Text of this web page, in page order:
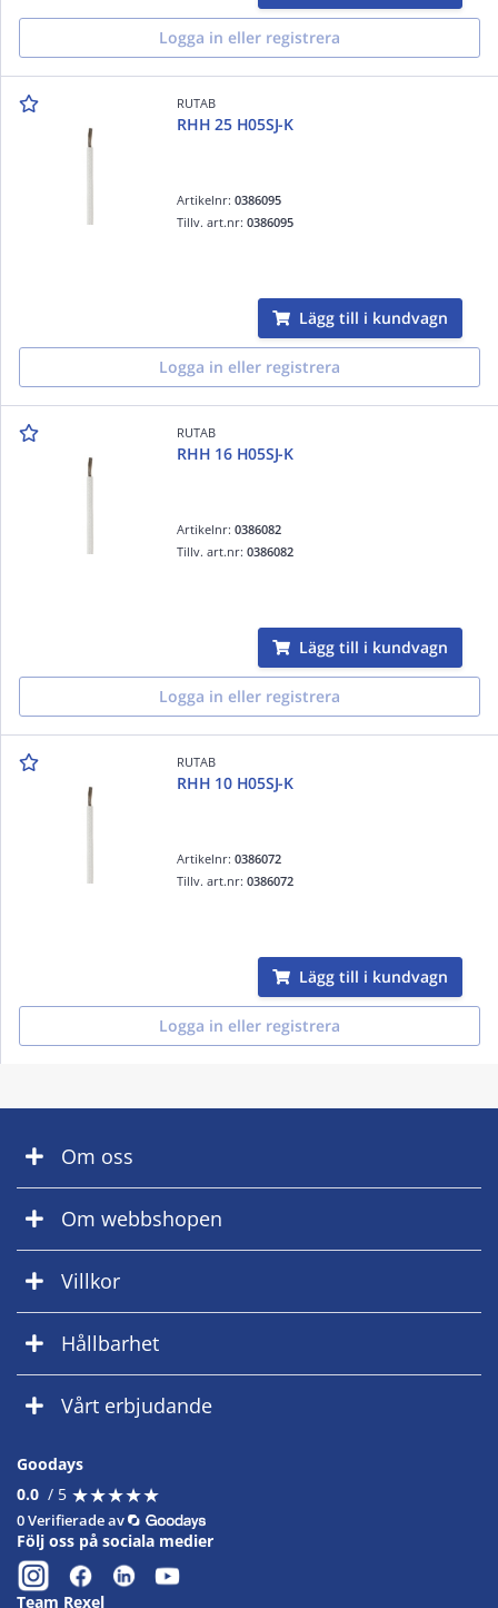
Logga in eller registrera
RUTAB
RHH 25 H05SJ-K
Artikelnr:0386095
Tillv. art.nr:0386095
Lägg till i kundvagn
Logga in eller registrera
RUTAB
RHH 16 H05SJ-K
Artikelnr:0386082
Tillv. art.nr:0386082
Lägg till i kundvagn
Logga in eller registrera
RUTAB
RHH 10 H05SJ-K
Artikelnr:0386072
Tillv. art.nr:0386072
Lägg till i kundvagn
Logga in eller registrera
Om oss
Om webbshopen
Villkor
Hållbarhet
Vårt erbjudande
Goodays
0.0 / 5 ★★★★★
★★★★★
0 Verifierade av
Följ oss på sociala medier
Team Rexel